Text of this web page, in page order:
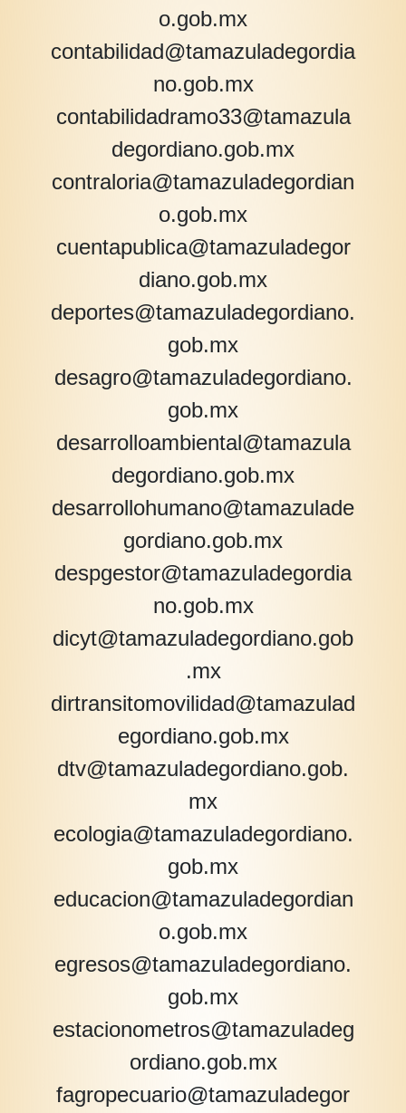
o.gob.mx
contabilidad@tamazuladegordia
no.gob.mx
contabilidadramo33@tamazula
degordiano.gob.mx
contraloria@tamazuladegordian
o.gob.mx
cuentapublica@tamazuladegor
diano.gob.mx
deportes@tamazuladegordiano.
gob.mx
desagro@tamazuladegordiano.
gob.mx
desarrolloambiental@tamazula
degordiano.gob.mx
desarrollohumano@tamazulade
gordiano.gob.mx
despgestor@tamazuladegordia
no.gob.mx
dicyt@tamazuladegordiano.gob
.mx
dirtransitomovilidad@tamazulad
egordiano.gob.mx
dtv@tamazuladegordiano.gob.
mx
ecologia@tamazuladegordiano.
gob.mx
educacion@tamazuladegordian
o.gob.mx
egresos@tamazuladegordiano.
gob.mx
estacionometros@tamazuladeg
ordiano.gob.mx
fagropecuario@tamazuladegor